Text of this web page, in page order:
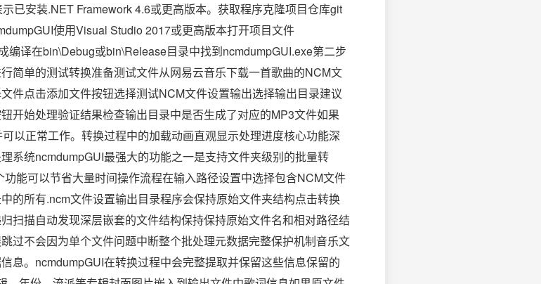
已安装.NET Framework 4.6或更高版本。获取程序克隆项目仓库git
使用Visual Studio 2017或更高版本打开项目文件
编译在bin\Debug或bin\Release目录中找到ncmdumpGUI.exe第二步
简单的测试转换准备测试文件从网易云音乐下载一首歌曲的NCM文
件点击添加文件按钮选择测试NCM文件设置输出选择输出目录建议
开始处理验证结果检查输出目录中是否生成了对应的MP3文件如果
以正常工作。转换过程中的加载动画直观显示处理进度核心功能深
系统ncmdumpGUI最强大的功能之一是支持文件夹级别的批量转
能可以节省大量时间操作流程在输入路径设置中选择包含NCM文件
的所有.ncm文件设置输出目录程序会保持原始文件夹结构点击转换
扫描自动发现深层嵌套的文件结构保持保持原始文件名和相对路径结
过不会因为单个文件问题中断整个批处理元数据完整保护机制音乐文
息。ncmdumpGUI在转换过程中会完整提取并保留这些信息保留的